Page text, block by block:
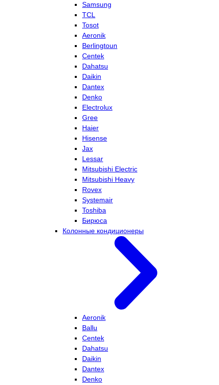
Samsung
TCL
Tosot
Aeronik
Berlingtoun
Centek
Dahatsu
Daikin
Dantex
Denko
Electrolux
Gree
Haier
Hisense
Jax
Lessar
Mitsubishi Electric
Mitsubishi Heavy
Rovex
Systemair
Toshiba
Бирюса
Колонные кондиционеры
Aeronik
Ballu
Centek
Dahatsu
Daikin
Dantex
Denko